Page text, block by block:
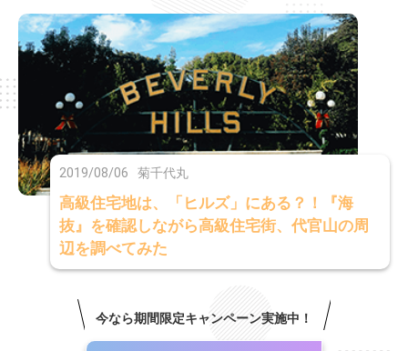
2019/08/06 菊千代丸
高級住宅地は、「ヒルズ」にある？！『海
抜』を確認しながら高級住宅街、代官山の周
辺を調べてみた
今なら期間限定キャンペーン実施中！